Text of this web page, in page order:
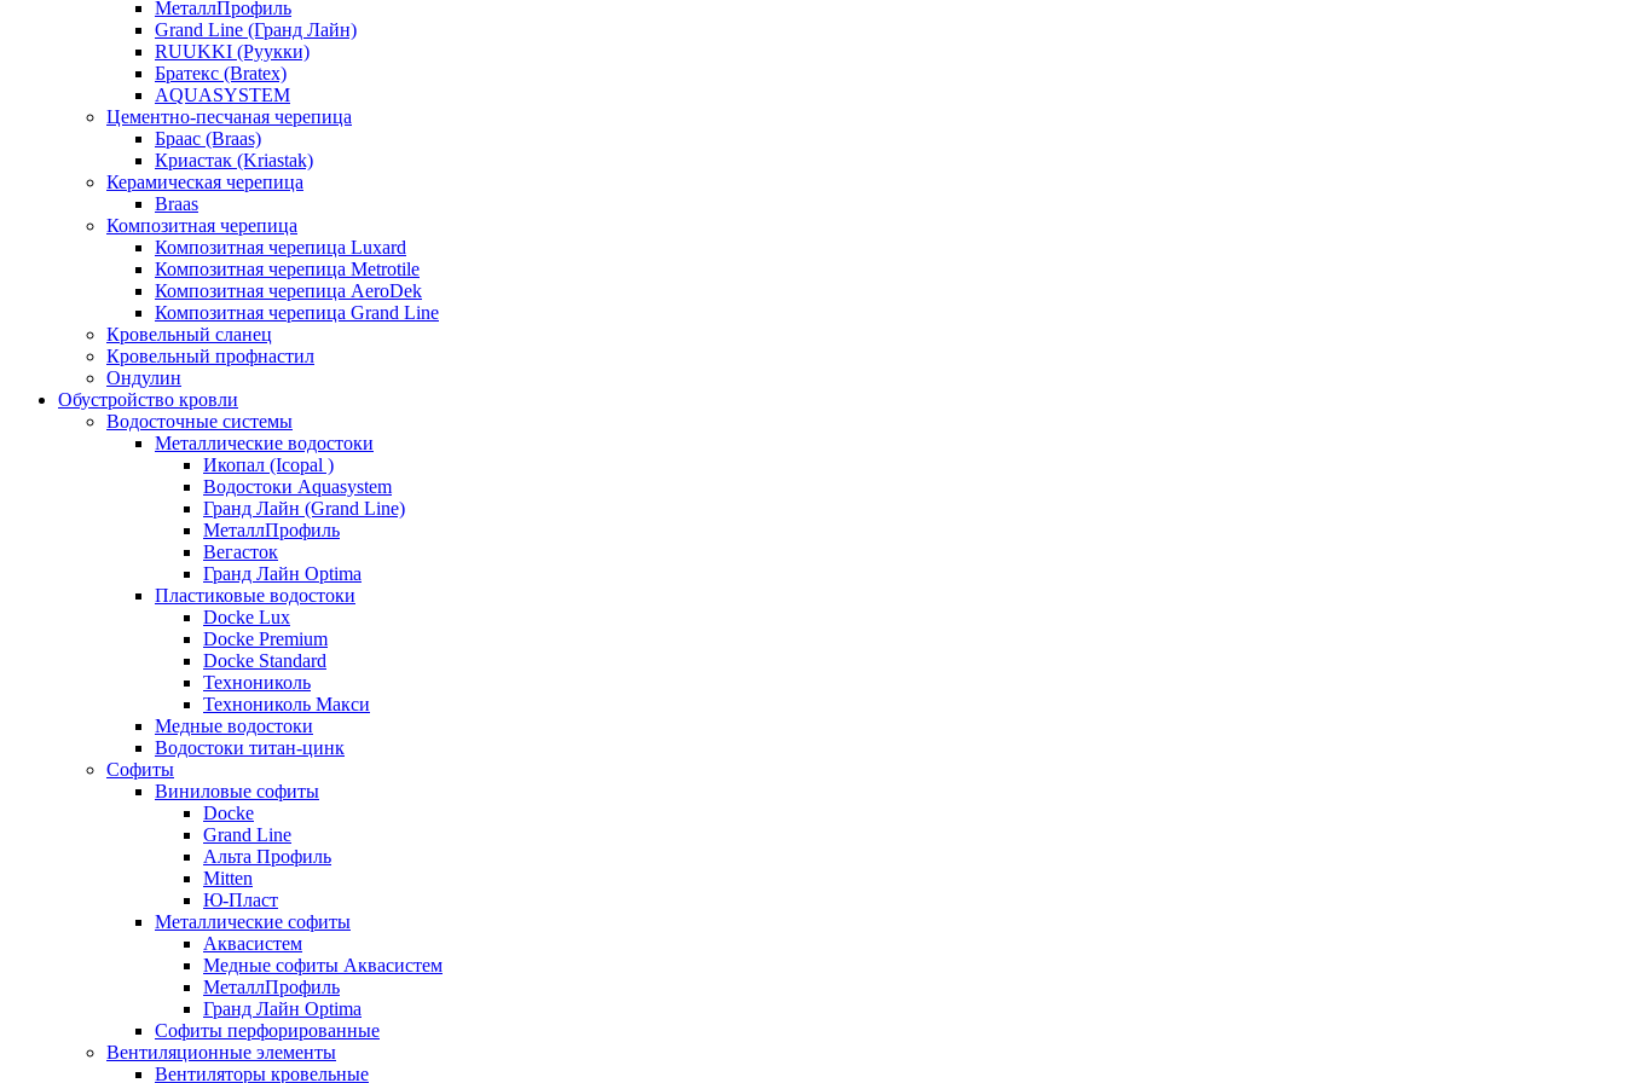
МеталлПрофиль
Grand Line (Гранд Лайн)
RUUKKI (Руукки)
Братекс (Bratex)
AQUASYSTEM
Цементно-песчаная черепица
Браас (Braas)
Криастак (Kriastak)
Керамическая черепица
Braas
Композитная черепица
Композитная черепица Luxard
Композитная черепица Metrotile
Композитная черепица AeroDek
Композитная черепица Grand Line
Кровельный сланец
Кровельный профнастил
Ондулин
Обустройство кровли
Водосточные системы
Металлические водостоки
Икопал (Icopal )
Водостоки Aquasystem
Гранд Лайн (Grand Line)
МеталлПрофиль
Вегасток
Гранд Лайн Optima
Пластиковые водостоки
Docke Lux
Docke Premium
Docke Standard
Технониколь
Технониколь Макси
Медные водостоки
Водостоки титан-цинк
Софиты
Виниловые софиты
Docke
Grand Line
Альта Профиль
Mitten
Ю-Пласт
Металлические софиты
Аквасистем
Медные софиты Аквасистем
МеталлПрофиль
Гранд Лайн Optima
Софиты перфорированные
Вентиляционные элементы
Вентиляторы кровельные